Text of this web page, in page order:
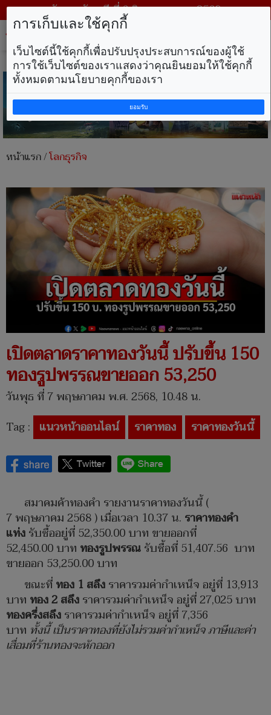
วันพฤหัสบดี ที่ 6 สิงหาคม พ.ศ. 2569
หน้าแรก/โลกธุรกิจ
เปิดตลาดราคาทองวันนี้ ปรับขึ้น 150
ทองรูปพรรณขายออก 53,250
วันพุธ ที่ 7 พฤษภาคม พ.ศ. 2568, 10.48 น.
Tag : แนวหน้าออนไลน์ ราคาทอง ราคาทองวันนี้
สมาคมค้าทองคำ รายงานราคาทองวันนี้ (
7 พฤษภาคม 2568 ) เมื่อเวลา 10.37 น. ราคาทองคำ
แท่งรับซื้ออยู่ที่ 52,350.00 บาท ขายออกที่
52,450.00 บาท ทองรูปพรรณรับซื้อที่ 51,407.56 บาท
ขายออก 53,250.00 บาท
ขณะที่ทอง 1 สลึงราคารวมค่ากำเหน็จ อยู่ที่ 13,913
บาท ทอง 2 สลึงราคารวมค่ากำเหน็จ อยู่ที่ 27,025 บาท
ทองครึ่งสลึงราคารวมค่ากำเหน็จ อยู่ที่ 7,356
บาท ทั้งนี้ เป็นราคาทองที่ยังไม่รวมค่ากำเหน็จ ภาษีและค่า
เสื่อมที่ร้านทองจะหักออก
การเก็บและใช้คุกกี้
เว็บไซต์นี้ใช้คุกกี้เพื่อปรับปรุงประสบการณ์ของผู้ใช้
การใช้เว็บไซต์ของเราแสดงว่าคุณยินยอมให้ใช้คุกกี้
ทั้งหมดตามนโยบายคุกกี้ของเรา
ยอมรับ